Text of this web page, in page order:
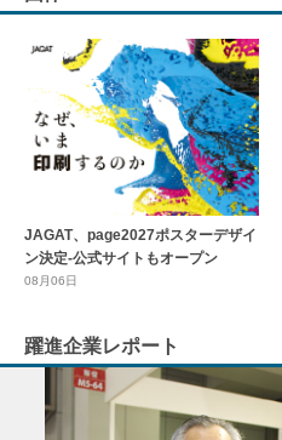
JAGAT、page2027ポスターデザイ
ン決定-公式サイトもオープン
08月06日
躍進企業レポート